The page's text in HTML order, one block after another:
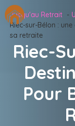
Aller
au
contenu
Jusqu'au Retrait
Riec-sur-Bélon :
sa retraite
Riec-
Pour